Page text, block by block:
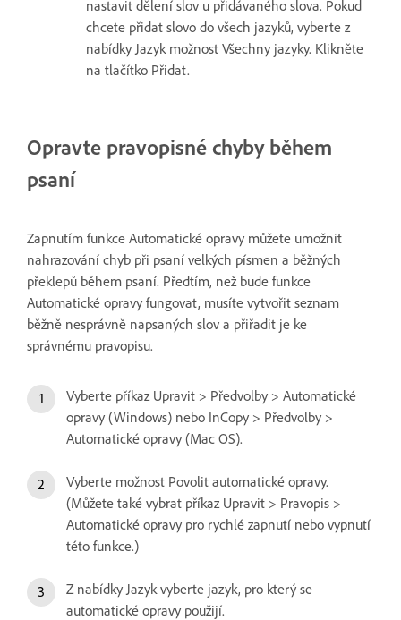
nastavit dělení slov u přidávaného slova. Pokud
chcete přidat slovo do všech jazyků, vyberte z
nabídky Jazyk možnost Všechny jazyky. Klikněte
na tlačítko Přidat.
Opravte pravopisné chyby během
psaní
Zapnutím funkce Automatické opravy můžete umožnit
nahrazování chyb při psaní velkých písmen a běžných
překlepů během psaní. Předtím, než bude funkce
Automatické opravy fungovat, musíte vytvořit seznam
běžně nesprávně napsaných slov a přiřadit je ke
správnému pravopisu.
Vyberte příkaz Upravit > Předvolby > Automatické
opravy (Windows) nebo InCopy > Předvolby >
Automatické opravy (Mac OS).
Vyberte možnost Povolit automatické opravy.
(Můžete také vybrat příkaz Upravit > Pravopis >
Automatické opravy pro rychlé zapnutí nebo vypnutí
této funkce.)
Z nabídky Jazyk vyberte jazyk, pro který se
automatické opravy použijí.